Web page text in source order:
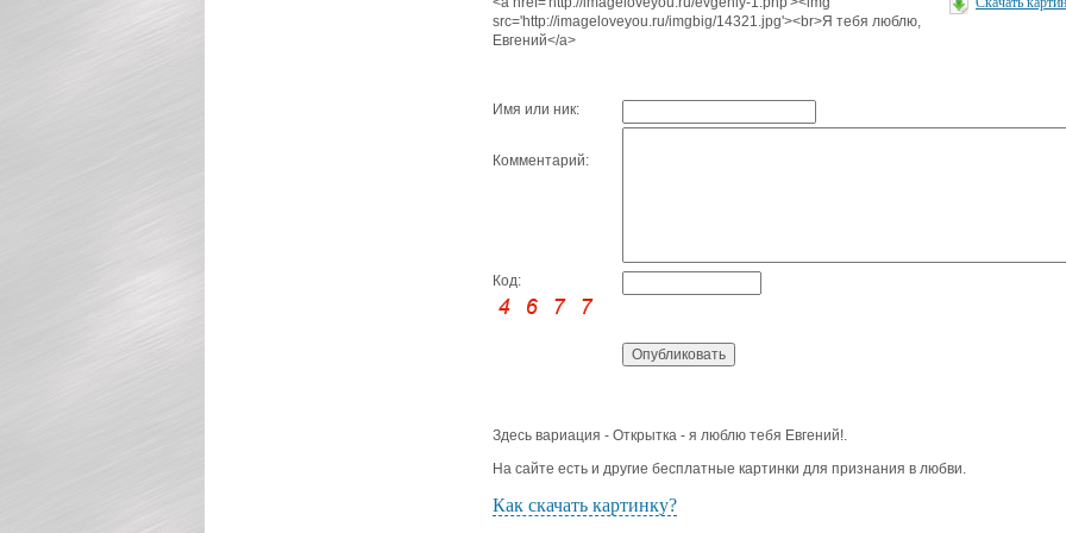
src='http://imageloveyou.ru/imgbig/14321.jpg'><br>Я тебя люблю,
Евгений</a>
Имя или ник:
Комментарий:
Код:
Здесь вариация - Открытка - я люблю тебя Евгений!.
На сайте есть и другие бесплатные картинки для признания в любви.
Как скачать картинку?